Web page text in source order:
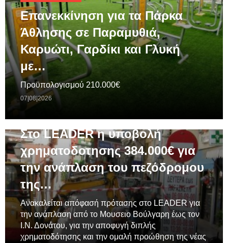
Επανεκκίνηση για τα Πάρκα
Άθλησης σε Παραμυθιά,
Καρυώτι, Γαρδίκι και Γλυκή
με…
Προϋπολογισμού 210.000€
07|08|2026
Στο LEADER η υποβολή
χρηματοδοτησης 384.000€ για
την ανάπλαση του πεζόδρομου
της…
Ανακαλείται απόφασή πρότασης στο LEADER για
την ανάπλαση από το Μουσειο Βούλγαρη έως τον
Ι.Ν. Δονάτου, για την αποφυγή διπλής
χρηματοδότησης και την ομαλή προώθηση της νέας